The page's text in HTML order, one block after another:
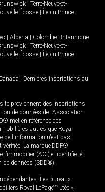
Terre-Neuve-et-
Écosse
Île-du-Prince-
Alberta
Colombie-Britannique
Terre-Neuve-et-
Écosse
Île-du-Prince-
Dernières inscriptions au
proviennent des inscriptions
de données de l'Association
met en référence des
autres que Royal
de l'information n'est pas
vérifiée. La marque DDF®
l’immobilier (ACI) et identifie le
de données (SDD®).
Les bureaux
Royal LePageMD Ltée »,